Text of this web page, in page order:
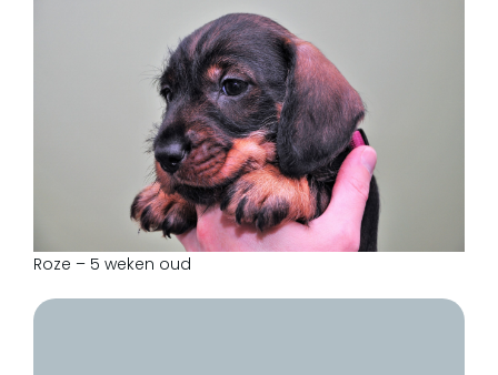
Roze – 5 weken oud